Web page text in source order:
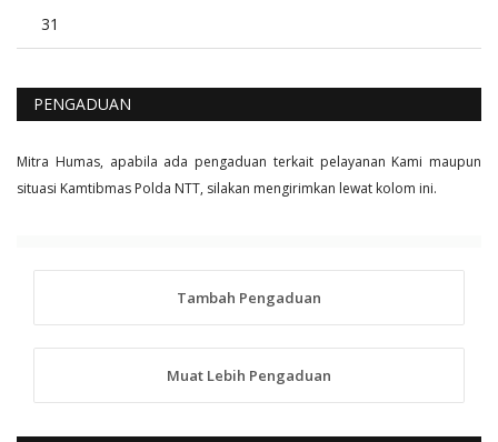
31
PENGADUAN
Mitra Humas, apabila ada pengaduan terkait pelayanan Kami maupun
situasi Kamtibmas Polda NTT, silakan mengirimkan lewat kolom ini.
Tambah Pengaduan
Muat Lebih Pengaduan